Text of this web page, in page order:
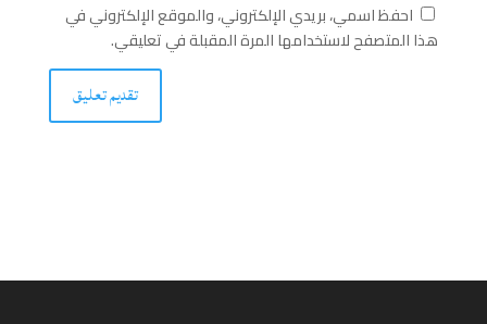
احفظ اسمي، بريدي الإلكتروني، والموقع الإلكتروني في
هذا المتصفح لاستخدامها المرة المقبلة في تعليقي.